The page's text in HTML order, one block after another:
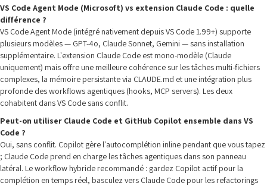
VS Code Agent Mode (Microsoft) vs extension Claude Code : quelle
différence ?
VS Code Agent Mode (intégré nativement depuis VS Code 1.99+) supporte
plusieurs modèles — GPT-4o, Claude Sonnet, Gemini — sans installation
supplémentaire. L'extension Claude Code est mono-modèle (Claude
uniquement) mais offre une meilleure cohérence sur les tâches multi-fichiers
complexes, la mémoire persistante via CLAUDE.md et une intégration plus
profonde des workflows agentiques (hooks, MCP servers). Les deux
cohabitent dans VS Code sans conflit.
Peut-on utiliser Claude Code et GitHub Copilot ensemble dans VS
Code ?
Oui, sans conflit. Copilot gère l'autocomplétion inline pendant que vous tapez
; Claude Code prend en charge les tâches agentiques dans son panneau
latéral. Le workflow hybride recommandé : gardez Copilot actif pour la
complétion en temps réel, basculez vers Claude Code pour les refactorings